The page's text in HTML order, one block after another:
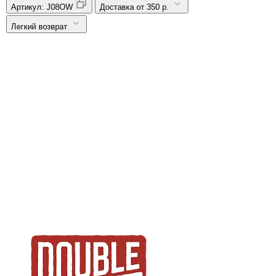
Артикул: J08OW Доставка от 350 р.
Легкий возврат